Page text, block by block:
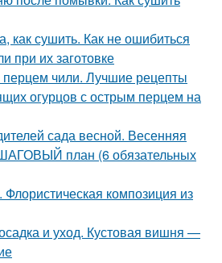
как сушить. Как не ошибиться
при их заготовке
перцем чили. Лучшие рецепты
огурцов с острым перцем на
сада весной. Весенняя
план (6 обязательных
Флористическая композиция из
и уход. Кустовая вишня —